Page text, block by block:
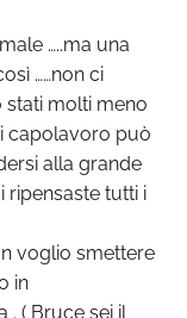
…..ma una
……non ci
stati molti meno
capolavoro può
alla grande
ripensaste tutti i
voglio smettere
in
. ( Bruce sei il